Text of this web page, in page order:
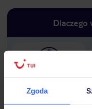
Zgoda
Dlaczego